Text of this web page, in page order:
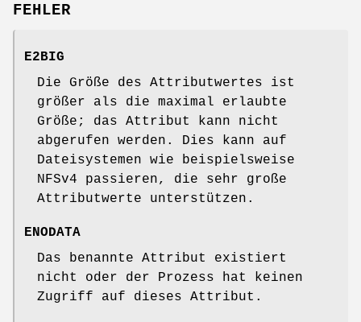
FEHLER
E2BIG
Die Größe des Attributwertes ist
größer als die maximal erlaubte
Größe; das Attribut kann nicht
abgerufen werden. Dies kann auf
Dateisystemen wie beispielsweise
NFSv4 passieren, die sehr große
Attributwerte unterstützen.
ENODATA
Das benannte Attribut existiert
nicht oder der Prozess hat keinen
Zugriff auf dieses Attribut.